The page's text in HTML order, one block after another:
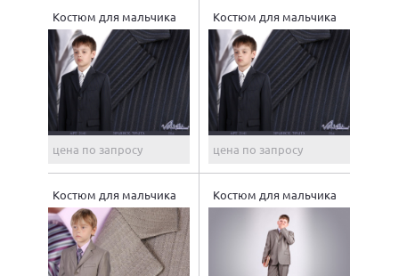
Костюм для мальчика
цена по запросу
Костюм для мальчика
цена по запросу
Костюм для мальчика Костюм для мальчика